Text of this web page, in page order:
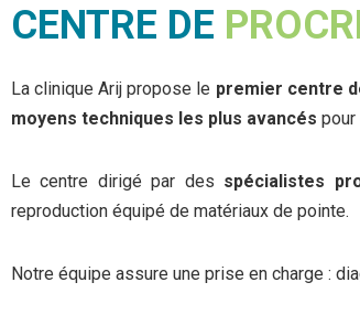
CENTRE DE
La clinique Arij propose le premier centre
moyens techniques les plus avancés pour
Le centre dirigé par des spécialistes
reproduction équipé de matériaux de pointe.
Notre équipe assure une prise en charge :